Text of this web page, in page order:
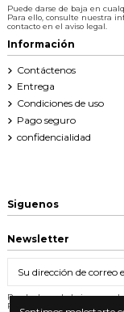
Puede darse de baja en
Para ello, consulte nuestra
contacto en el aviso legal.
Información
Contáctenos
Entrega
Condiciones de uso
Pago seguro
confidencialidad
Siguenos
Newsletter
Puede darse de baja en
Para ello, consulte nuestra